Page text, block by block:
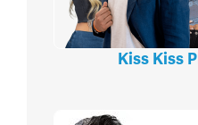
Kiss Kiss